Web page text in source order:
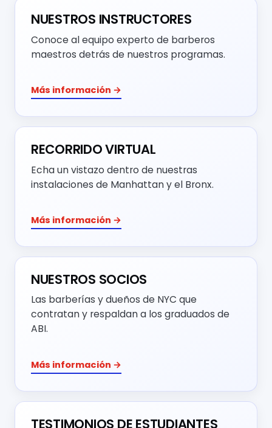
NUESTROS INSTRUCTORES
Conoce al equipo experto de barberos
maestros detrás de nuestros programas.
Más información →
RECORRIDO VIRTUAL
Echa un vistazo dentro de nuestras
instalaciones de Manhattan y el Bronx.
Más información →
NUESTROS SOCIOS
Las barberías y dueños de NYC que
contratan y respaldan a los graduados de
ABI.
Más información →
TESTIMONIOS DE ESTUDIANTES